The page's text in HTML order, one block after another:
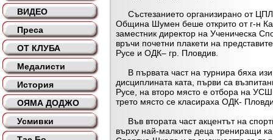
ВИДЕО
Преса
ОТ КЛУБА
Медалисти
История
ОЯМА ДОДЖО
Усмивки
Състезанието организирано от
Община Шумен беше открито от г-н
заместник директор на Ученическа
връчи почетни плакети на
Русе и ОДК– гр. Пловдив.
В първата част на турнира бяха
дисциплината ката, първи са
Русе, на второ място е отбора на
трето място се класираха ОДК-
Във втората част акцентът на
върху най-малките деца трениращи